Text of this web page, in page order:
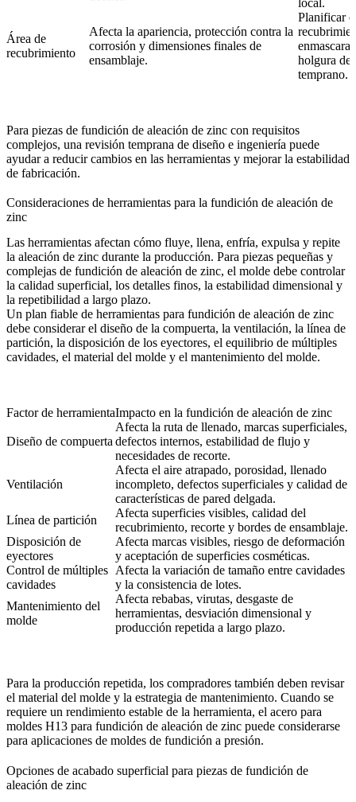
local.
Área de
recubrimiento
Afecta la apariencia, protección contra la
corrosión y dimensiones finales de
ensamblaje.
Planificar
holgura de
temprano.
Para piezas de fundición de aleación de zinc con requisitos
complejos, una revisión temprana de diseño e ingeniería puede
ayudar a reducir cambios en las herramientas y mejorar la estabilidad
de fabricación.
Consideraciones de herramientas para la fundición de aleación de
zinc
Las herramientas afectan cómo fluye, llena, enfría, expulsa y repite
la aleación de zinc durante la producción. Para piezas pequeñas y
complejas de fundición de aleación de zinc, el molde debe controlar
la calidad superficial, los detalles finos, la estabilidad dimensional y
la repetibilidad a largo plazo.
Un plan fiable de herramientas para fundición de aleación de zinc
debe considerar el diseño de la compuerta, la ventilación, la línea de
partición, la disposición de los eyectores, el equilibrio de múltiples
cavidades, el material del molde y el mantenimiento del molde.
Factor de herramientaImpacto en la fundición de aleación de zinc
Diseño de compuerta
Afecta la ruta de llenado, marcas superficiales,
defectos internos, estabilidad de flujo y
necesidades de recorte.
Ventilación
Afecta el aire atrapado, porosidad, llenado
incompleto, defectos superficiales y calidad de
características de pared delgada.
Línea de partición
Afecta superficies visibles, calidad del
recubrimiento, recorte y bordes de ensamblaje.
Disposición de
eyectores
Afecta marcas visibles, riesgo de deformación
y aceptación de superficies cosméticas.
Control de múltiples
cavidades
Afecta la variación de tamaño entre cavidades
y la consistencia de lotes.
Mantenimiento del
molde
Afecta rebabas, virutas, desgaste de
herramientas, desviación dimensional y
producción repetida a largo plazo.
Para la producción repetida, los compradores también deben revisar
el material del molde y la estrategia de mantenimiento. Cuando se
requiere un rendimiento estable de la herramienta, el acero para
moldes H13 para fundición de aleación de zinc puede considerarse
para aplicaciones de moldes de fundición a presión.
Opciones de acabado superficial para piezas de fundición de
aleación de zinc